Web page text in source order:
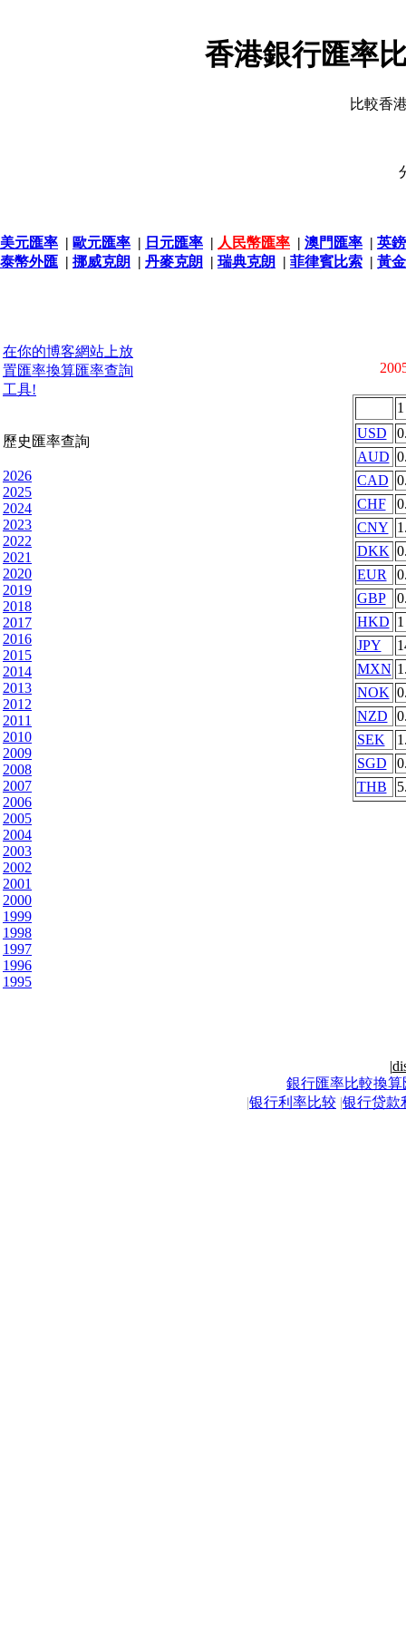
香港銀行匯率
比較香
美元匯率 | 歐元匯率 | 日元匯率 | 人民幣匯率 | 澳門匯率 | 英
泰幣外匯 | 挪威克朗 | 丹麥克朗 | 瑞典克朗 | 菲律賓比索 | 黃
在你的博客網站上放
置匯率換算匯率查詢
工具!
歷史匯率查詢
2026
2025
2024
2023
2022
2021
2020
2019
2018
2017
2016
2015
2014
2013
2012
2011
2010
2009
2008
2007
2006
2005
2004
2003
2002
2001
2000
1999
1998
1997
1996
1995
USD
AUD
CAD
CHF
CNY
DKK
EUR
GBP
HKD 1
JPY
MXN
NOK
NZD
SEK
SGD
THB
|
銀行匯率比較換算
|银行利率比较 |银行贷款